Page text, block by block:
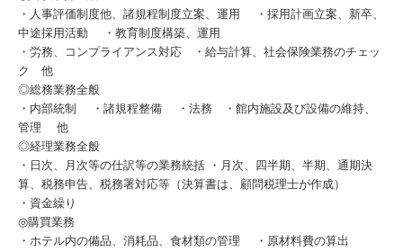
・人事評価制度他、諸規程制度立案、運用 ・採用計画立案、新卒、
中途採用活動 ・教育制度構築、運用
・労務、コンプライアンス対応 ・給与計算、社会保険業務のチェッ
ク 他
◎総務業務全般
・内部統制 ・諸規程整備 ・法務 ・館内施設及び設備の維持、
管理 他
◎経理業務全般
・日次、月次等の仕訳等の業務統括 ・月次、四半期、半期、通期決
算、税務申告、税務署対応等（決算書は、顧問税理士が作成）
・資金繰り
◎購買業務
・ホテル内の備品、消耗品、食材類の管理 ・原材料費の算出